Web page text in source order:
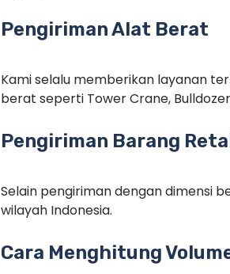
Pengiriman Alat Berat
Kami selalu memberikan layanan
berat seperti Tower Crane,
Pengiriman Barang
Selain pengiriman dengan dimensi
wilayah Indonesia.
Cara Menghitung